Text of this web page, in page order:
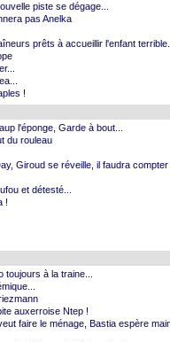
piste se dégage...
pas Anelka
prêts à accueillir l'enfant
!
l'éponge, Garde à bout...
du rouleau
Giroud se réveille, il faudra
et détesté...
!
à la traine...
auxerroise Ntep !
faire le ménage, Bastia espère